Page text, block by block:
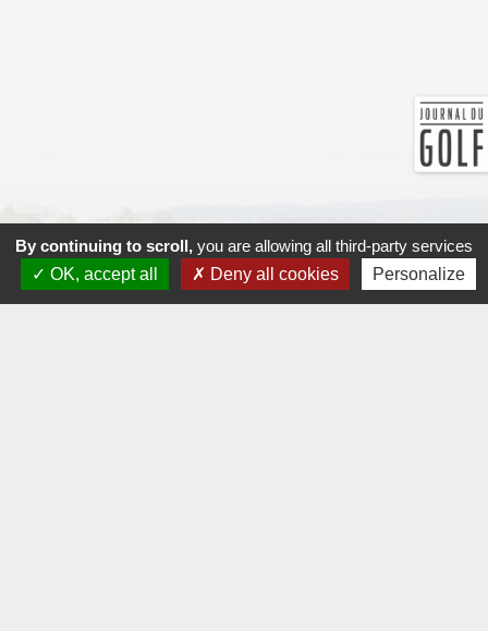
By continuing to scroll, you are allowing all third-party services
OK, accept all
Deny all cookies Personalize